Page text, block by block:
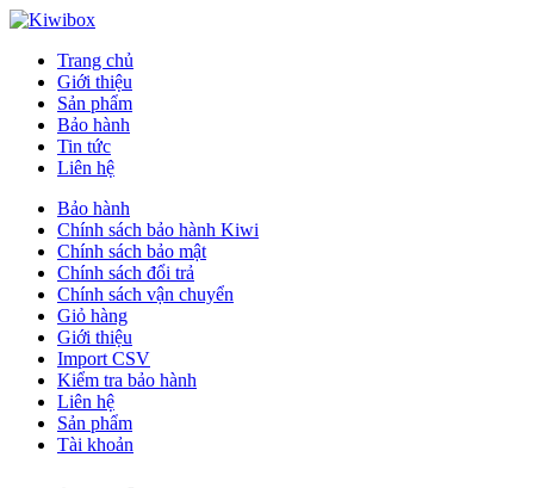
Trang chủ
Giới thiệu
Sản phẩm
Bảo hành
Tin tức
Liên hệ
Bảo hành
Chính sách bảo hành Kiwi
Chính sách bảo mật
Chính sách đổi trả
Chính sách vận chuyển
Giỏ hàng
Giới thiệu
Import CSV
Kiểm tra bảo hành
Liên hệ
Sản phẩm
Tài khoản